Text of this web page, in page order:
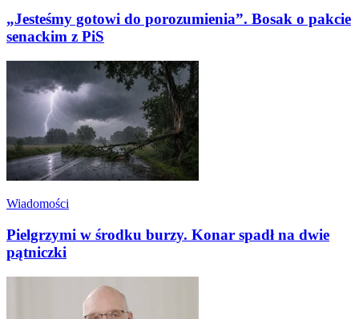
„Jesteśmy gotowi do porozumienia”. Bosak o pakcie
senackim z PiS
Wiadomości
Pielgrzymi w środku burzy. Konar spadł na dwie
pątniczki